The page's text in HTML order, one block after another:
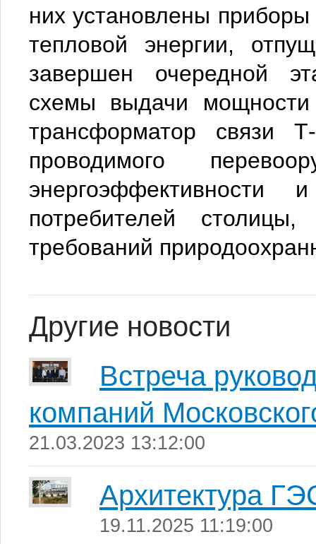
них установлены
тепловой энергии,
завершен очередной
схемы выдачи
трансформатор
проводимого
энергоэффективности
потребителей
требований
Другие новости
Встреча
компаний
21.03.2023 13:12:00
Архитектура
19.11.2025 11:19:00